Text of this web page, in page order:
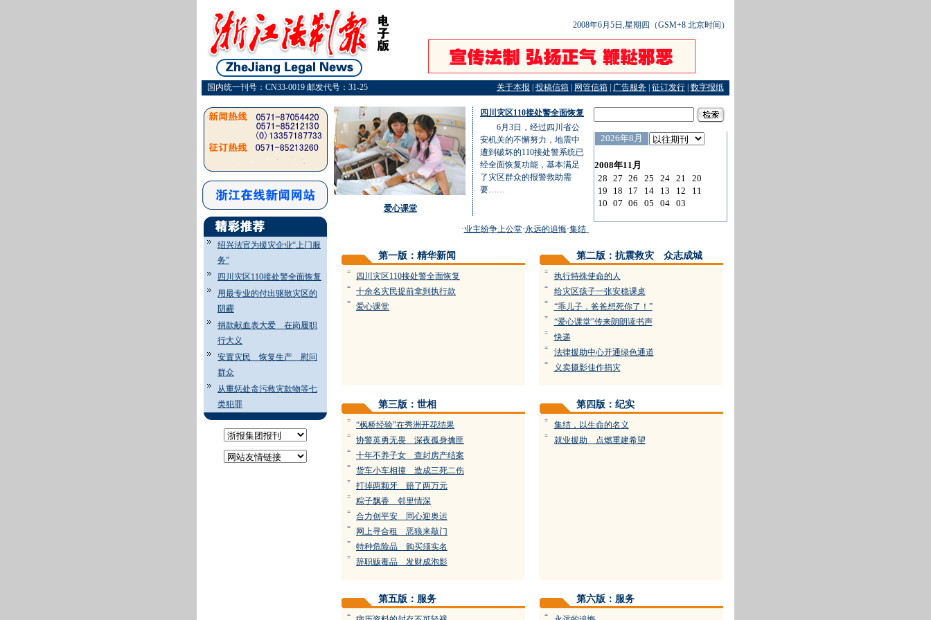
2008年6月5日,星期四（GSM+8 北京时间）
国内统一刊号：CN33-0019 邮发代号：31-25 关于本报 投稿信箱 网管信箱 广告服务 征订发行 数字报纸
绍兴法官为援灾企业“上门服
务”
四川灾区110接处警全面恢复
用最专业的付出驱散灾区的
阴霾
捐款献血表大爱 在岗履职
行大义
安置灾民 恢复生产 慰问
群众
从重惩处贪污救灾款物等七
类犯罪
爱心课堂
四川灾区110接处警全面恢复
6月3日，经过四川省公
安机关的不懈努力，地震中
遭到破坏的110接处警系统已
经全面恢复功能，基本满足
了灾区群众的报警救助需
要……
业主纷争上公堂·永远的追悔·集结，以生命的名义
第一版：精华新闻
= 四川灾区110接处警全面恢复
= 十余名灾民提前拿到执行款
= 爱心课堂
第二版：抗震救灾 众志成城
= 执行特殊使命的人
= 给灾区孩子一张安稳课桌
= “乖儿子，爸爸想死你了！”
= “爱心课堂”传来朗朗读书声
= 快递
= 法律援助中心开通绿色通道
= 义卖摄影佳作捐灾
第三版：世相
= “枫桥经验”在秀洲开花结果
= 协警英勇无畏 深夜孤身擒匪
= 十年不养子女 查封房产结案
= 货车小车相撞 造成三死二伤
= 打掉两颗牙 赔了两万元
= 粽子飘香 邻里情深
= 合力创平安 同心迎奥运
= 网上寻合租 恶狼来敲门
= 特种危险品 购买须实名
= 辞职贩毒品 发财成泡影
第四版：纪实
= 集结，以生命的名义
= 就业援助 点燃重建希望
第五版：服务
=
第六版：服务
=